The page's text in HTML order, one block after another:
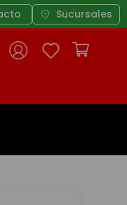
Sucursales